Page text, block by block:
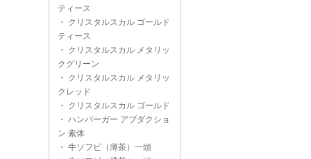
ティース
・ クリスタルスカル ゴールド
ティース
・ クリスタルスカル メタリッ
クグリーン
・ クリスタルスカル メタリッ
クレッド
・ クリスタルスカル ゴールド
・ ハンバーガー アブダクショ
ン 素体
・ 牛ソフビ（薄茶）一頭